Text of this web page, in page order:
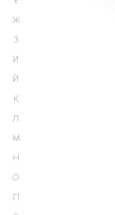
Ж
З
И
Й
К
Л
М
Н
О
П